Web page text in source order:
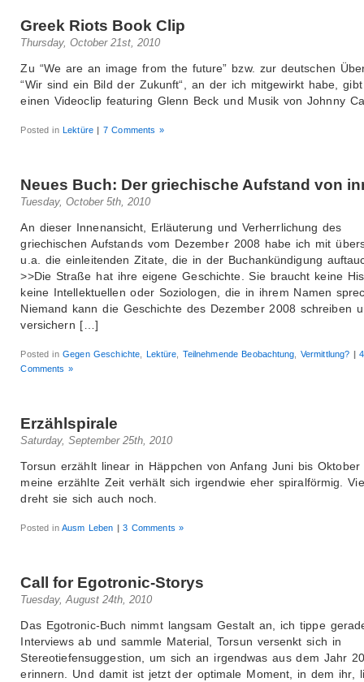
Greek Riots Book Clip
Thursday, October 21st, 2010
Zu “We are an image from the future” bzw. zur deutschen
“Wir sind ein Bild der Zukunft“, an der ich mitgewirkt habe,
einen Videoclip featuring Glenn Beck und Musik von Johnny
Posted inLektüre | 7 Comments »
Neues Buch: Der griechische Aufstand von
Tuesday, October 5th, 2010
An dieser Innenansicht, Erläuterung und Verherrlichung des
griechischen Aufstands vom Dezember 2008 habe ich mit
u.a. die einleitenden Zitate, die in der Buchankündigung
>>Die Straße hat ihre eigene Geschichte. Sie braucht keine
keine Intellektuellen oder Soziologen, die in ihrem Namen
Niemand kann die Geschichte des Dezember 2008 schreiben
versichern […]
Posted inGegen Geschichte Lektüre Teilnehmende Beobachtung Vermittlung? | 4
Comments »
Erzählspirale
Saturday, September 25th, 2010
Torsun erzählt linear in Häppchen von Anfang Juni bis Oktober
meine erzählte Zeit verhält sich irgendwie eher spiralförmig.
dreht sie sich auch noch.
Posted inAusm Leben | 3 Comments »
Call for Egotronic-Storys
Tuesday, August 24th, 2010
Das Egotronic-Buch nimmt langsam Gestalt an, ich tippe
Interviews ab und sammle Material, Torsun versenkt sich in
Stereotiefensuggestion, um sich an irgendwas aus dem Jahr
erinnern. Und damit ist jetzt der optimale Moment, in dem ihr,